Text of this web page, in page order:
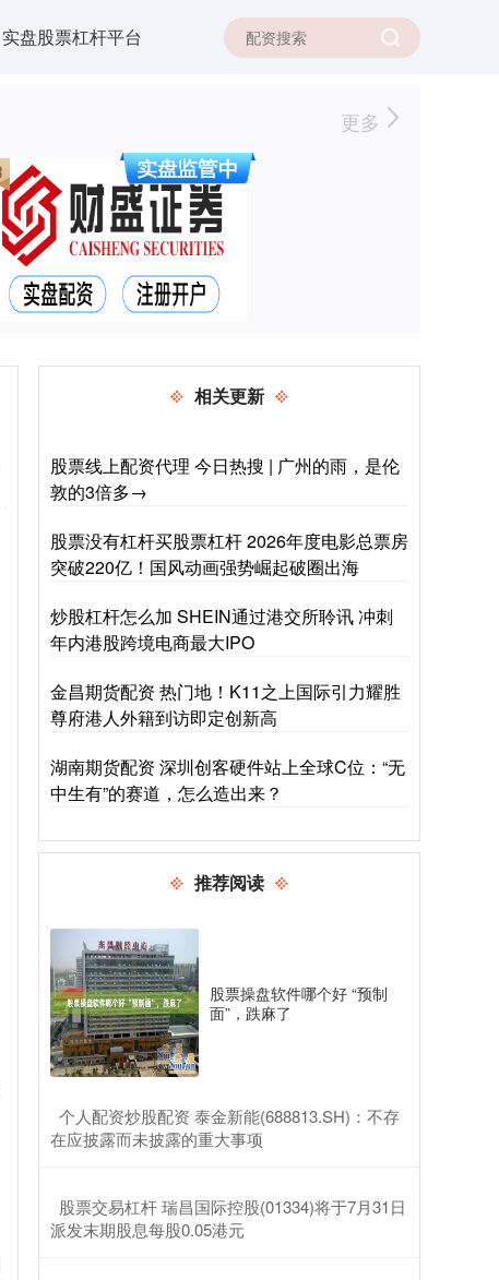
实盘股票杠杆平台
更多
相关更新
股票线上配资代理 今日热搜 | 广州的雨，是伦
敦的3倍多→
股票没有杠杆买股票杠杆 2026年度电影总票房
突破220亿！国风动画强势崛起破圈出海
炒股杠杆怎么加 SHEIN通过港交所聆讯 冲刺
年内港股跨境电商最大IPO
金昌期货配资 热门地！K11之上国际引力耀胜
尊府港人外籍到访即定创新高
湖南期货配资 深圳创客硬件站上全球C位：“无
中生有”的赛道，怎么造出来？
推荐阅读
股票操盘软件哪个好 “预制
面”，跌麻了
​个人配资炒股配资 泰金新能(688813.SH)：不存
在应披露而未披露的重大事项
​股票交易杠杆 瑞昌国际控股(01334)将于7月31日
派发末期股息每股0.05港元